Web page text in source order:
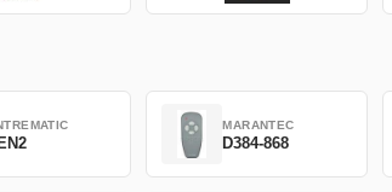
MARANTEC
D384-868